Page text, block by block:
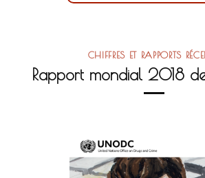
CHIFFRES ET RAPPORTS
Rapport mondial 2018